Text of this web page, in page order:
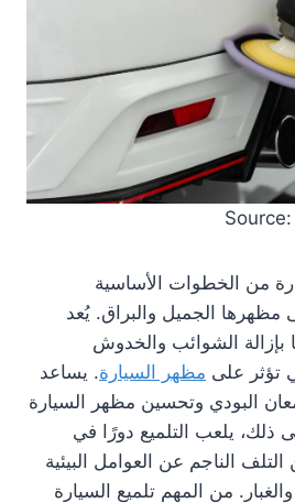
من الخطوات الأساسية
مظهرها الجميل والبراق. يُعد
بإزالة الشوائب والخدوش
تؤثر على مظهر السيارة. يساعد
البودي وتحسين مظهر السيارة
ذلك، يلعب التلميع دورًا في
الناجم عن العوامل البيئية
من المهم تلميع السيارة